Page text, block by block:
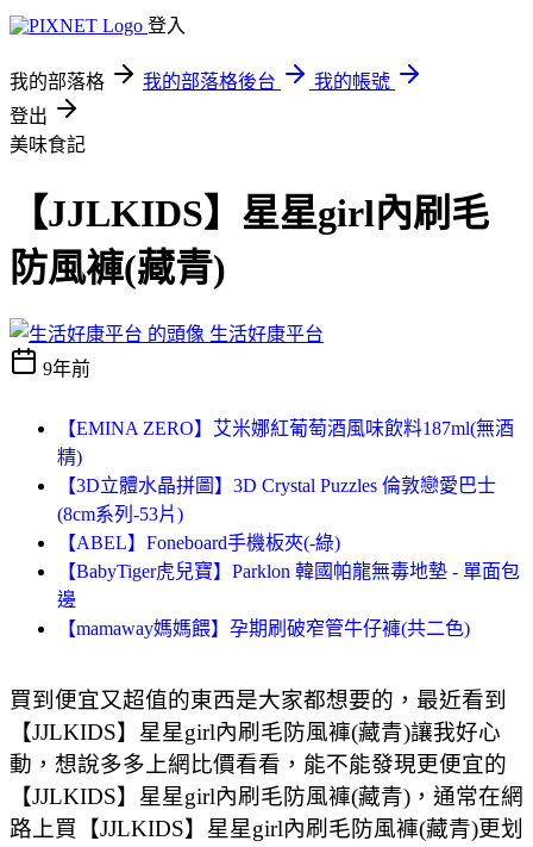
登入
我的部落格 我的部落格後台
我的帳號
登出
美味食記
【JJLKIDS】星星girl內刷毛
防風褲(藏青)
生活好康平台
9年前
【EMINA ZERO】艾米娜紅葡萄酒風味飲料187ml(無酒
精)
【3D立體水晶拼圖】3D Crystal Puzzles 倫敦戀愛巴士
(8cm系列-53片)
【ABEL】Foneboard手機板夾(-綠)
【BabyTiger虎兒寶】Parklon 韓國帕龍無毒地墊 - 單面包
邊
【mamaway媽媽餵】孕期刷破窄管牛仔褲(共二色)
買到便宜又超值的東西是大家都想要的，最近看到
【JJLKIDS】星星girl內刷毛防風褲(藏青)讓我好心
動，想說多多上網比價看看，能不能發現更便宜的
【JJLKIDS】星星girl內刷毛防風褲(藏青)，通常在網
路上買【JJLKIDS】星星girl內刷毛防風褲(藏青)更划